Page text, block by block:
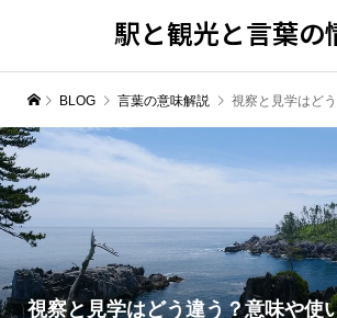
駅と観光と言葉の
BLOG 言葉の意味解説 視察と見学はどう違う？意味や使
視察と見学はどう違う？意味や使